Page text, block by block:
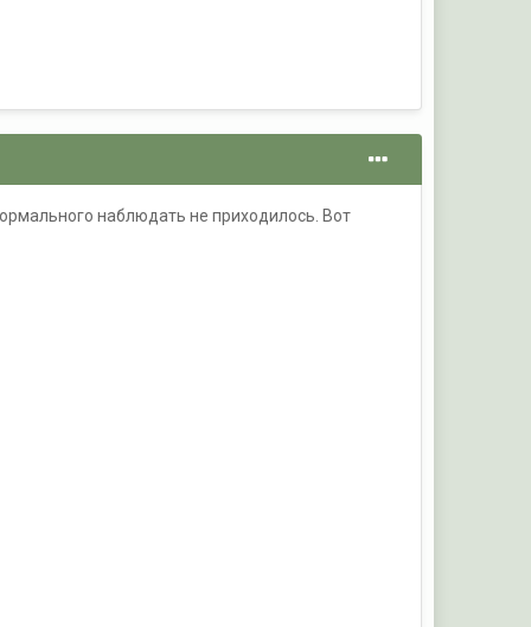
наблюдать не приходилось. Вот